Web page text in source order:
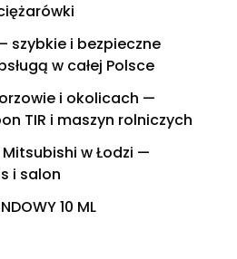
szybkie i bezpieczne
w całej Polsce
i okolicach —
TIR i maszyn rolniczych
w Łodzi —
i salon
10 ML